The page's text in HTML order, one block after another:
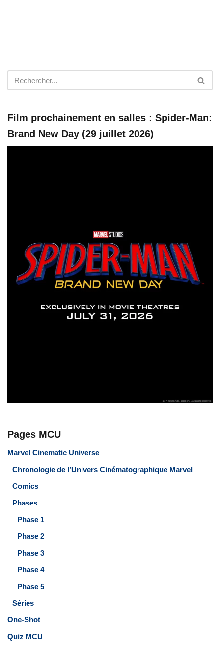
Film prochainement en salles : Spider-Man:
Brand New Day (29 juillet 2026)
Pages MCU
Marvel Cinematic Universe
Chronologie de l’Univers Cinématographique Marvel
Comics
Phases
Phase 1
Phase 2
Phase 3
Phase 4
Phase 5
Séries
One-Shot
Quiz MCU